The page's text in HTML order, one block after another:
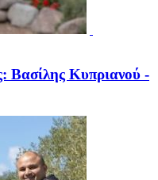
Βασίλης Κυπριανού -